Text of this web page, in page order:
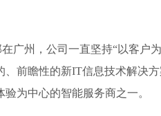
州，公司一直坚持“以客户
前瞻性的新IT信息技术解决
为中心的智能服务商之一。